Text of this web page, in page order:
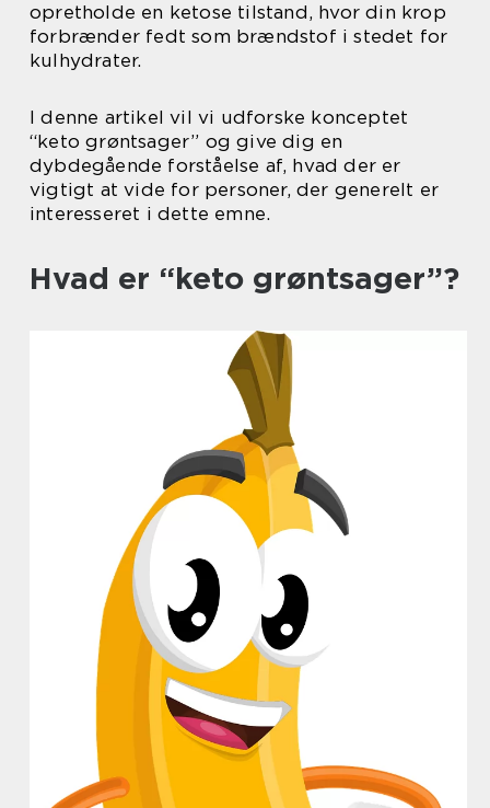
opretholde en ketose tilstand, hvor din krop
forbrænder fedt som brændstof i stedet for
kulhydrater.
I denne artikel vil vi udforske konceptet
“keto grøntsager” og give dig en
dybdegående forståelse af, hvad der er
vigtigt at vide for personer, der generelt er
interesseret i dette emne.
Hvad er “keto grøntsager”?